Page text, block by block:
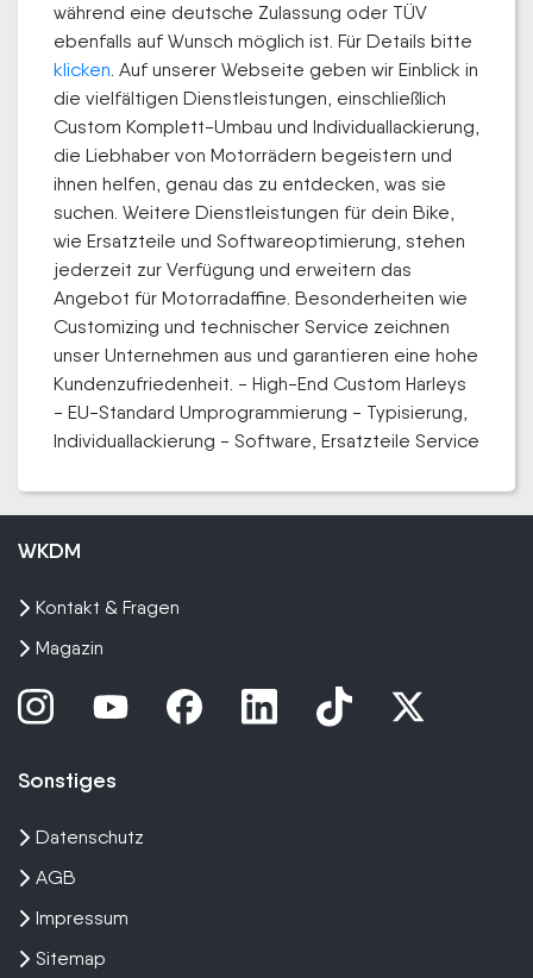
während eine deutsche Zulassung oder TÜV
ebenfalls auf Wunsch möglich ist. Für Details bitte
klicken. Auf unserer Webseite geben wir Einblick in
die vielfältigen Dienstleistungen, einschließlich
Custom Komplett-Umbau und Individuallackierung,
die Liebhaber von Motorrädern begeistern und
ihnen helfen, genau das zu entdecken, was sie
suchen. Weitere Dienstleistungen für dein Bike,
wie Ersatzteile und Softwareoptimierung, stehen
jederzeit zur Verfügung und erweitern das
Angebot für Motorradaffine. Besonderheiten wie
Customizing und technischer Service zeichnen
unser Unternehmen aus und garantieren eine hohe
Kundenzufriedenheit. - High-End Custom Harleys
- EU-Standard Umprogrammierung - Typisierung,
Individuallackierung - Software, Ersatzteile Service
WKDM
Kontakt & Fragen
Magazin
Sonstiges
Datenschutz
AGB
Impressum
Sitemap